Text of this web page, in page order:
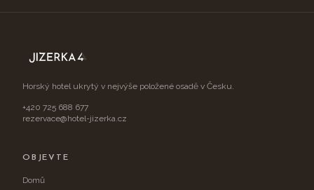
Horský hotel ukrytý v nejvýše položené osadě v Česku.
+420 725 688 677
rezervace@hotel-jizerka.cz
OBJEVTE
Domů